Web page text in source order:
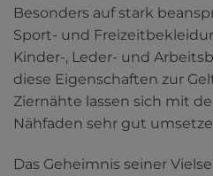
Besonders auf stark
Sport- und
Kinder-, Leder- und
diese Eigenschaften zur
Ziernähte lassen sich mit
Nähfaden sehr gut
Das Geheimnis seiner